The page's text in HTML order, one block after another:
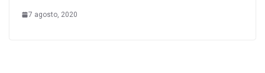
7 agosto, 2020